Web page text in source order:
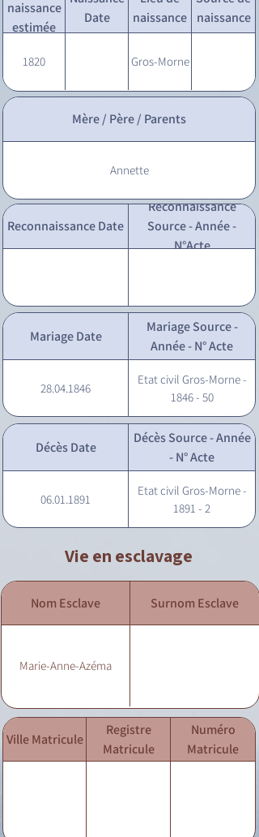
naissance
estimée
Date
naissance
naissance
1820 Gros-Morne
Mère / Père / Parents
Annette
Reconnaissance Date
Reconnaissance
Source - Année -
N°Acte
Mariage Date
Mariage Source -
Année - N° Acte
28.04.1846
Etat civil Gros-Morne -
1846 - 50
Décès Date
Décès Source - Année
- N° Acte
06.01.1891
Etat civil Gros-Morne -
1891 - 2
Vie en esclavage
Nom Esclave Surnom Esclave
Marie-Anne-Azéma
Ville Matricule
Registre
Matricule
Numéro
Matricule